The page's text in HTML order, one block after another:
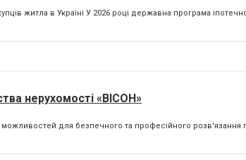
житла в Україні У 2026 році державна програма
нерухомості «ВІСОН»
для безпечного та професійного розв'язання